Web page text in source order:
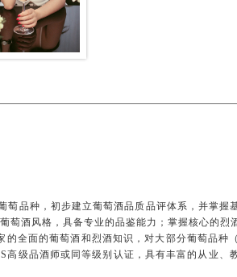
品种，初步建立葡萄酒品质品评体系，并掌握
酒风格，具备专业的品鉴能力；掌握核心的烈
全面的葡萄酒和烈酒知识，对大部分葡萄品种
级品酒师或同等级别认证，具有丰富的从业、